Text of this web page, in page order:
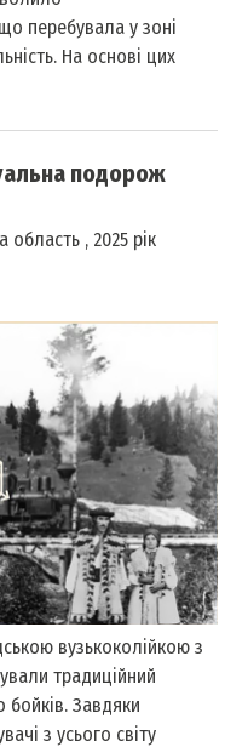
перебувала у зоні
На основі цих
подорож
область , 2025 рік
вузькоколійкою з
традиційний
бойків. Завдяки
з усього світу